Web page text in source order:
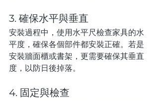
3. 確保水平與垂直
安裝過程中，使用水平尺檢查家具的水
平度，確保各個部件都安裝正確。若是
安裝牆面櫃或書架，更需要確保其垂直
度，以防日後掉落。
4. 固定與檢查